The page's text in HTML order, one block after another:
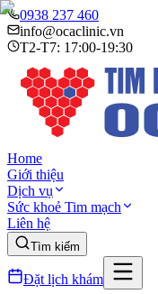
0938 237 460
info@ocaclinic.vn
T2-T7: 17:00-19:30
Home
Giới thiệu
Dịch vụ
Sức khoẻ Tim mạch
Liên hệ
Tìm kiếm
Đặt lịch khám